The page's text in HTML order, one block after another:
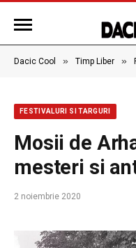
Dacic Cool » Timp Liber »
FESTIVALURI SI TARGURI
Mosii de
mesteri si
2 noiembrie 2020